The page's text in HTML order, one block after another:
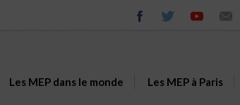
Les MEP dans le monde Les MEP à Paris